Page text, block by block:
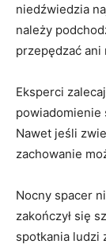
niedźwiedzia
należy
przepędzać ani
Eksperci
powiadomienie
Nawet jeśli
zachowanie
Nocny spacer
zakończył się
spotkania ludzi